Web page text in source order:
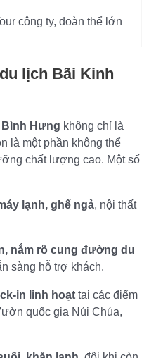
công ty, đoàn thể lớn
lịch Bãi Kinh
Bình Hưng không chỉ là
là một phần không thể
chất lượng cao. Một số
lạnh, ghế ngả, nội thất
nắm rõ cung đường du
sàng hỗ trợ khách.
in linh hoạt tại các điểm
quốc gia Núi Chúa,